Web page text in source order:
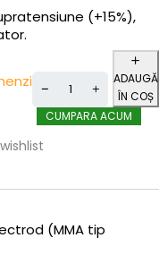
(+15%),
ADAUGĂ
ÎN COȘ
CUMPARA ACUM
(MMA tip